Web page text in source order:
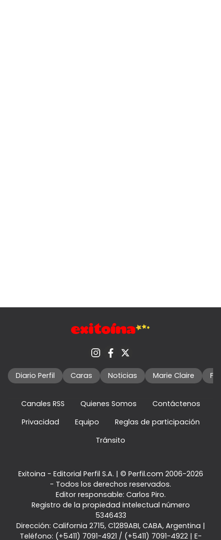
Diario Perfil Caras Noticias Marie Claire
Canales RSS Quienes Somos
Contáctenos
Privacidad
Equipo
Reglas de participación
Tránsito
Exitoina - Editorial Perfil S.A. | © Perfil.com 2006-2026
- Todos los derechos reservados.
Editor responsable: Carlos Piro.
Registro de la propiedad intelectual número
5346433
Dirección: California 2715, C1289ABI, CABA, Argentina |
Teléfono: (+5411) 7091-4921 / (+5411) 7091-4922| E-